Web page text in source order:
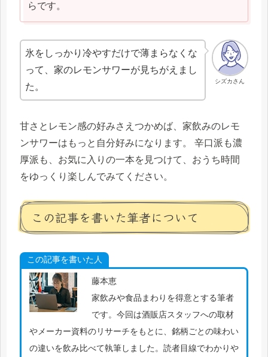
らです。
シズカさん
氷をしっかり冷やすだけで薄まらなくな
って、家のレモンサワーが見ちがえまし
た。
甘さとレモン感の好みさえつかめば、家飲みのレモ
ンサワーはもっと自分好みになります。 辛口派も濃
厚派も、お気に入りの一本を見つけて、おうち時間
をゆっくり楽しんでみてください。
この記事を書いた筆者について
この記事を書いた人
藤本恵
家飲みや食品まわりを得意とする筆者
です。今回は酒販店スタッフへの取材
やメーカー資料のリサーチをもとに、銘柄ごとの味わい
の違いを飲み比べて執筆しました。読者目線でわかりや